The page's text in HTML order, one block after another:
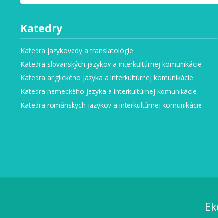
Katedry
Katedra jazykovedy a translatológie
Katedra slovanských jazykov a interkultúrnej komunikácie
Katedra anglického jazyka a interkultúrnej komunikácie
Katedra nemeckého jazyka a interkultúrnej komunikácie
Katedra románskych jazykov a interkultúrnej komunikácie